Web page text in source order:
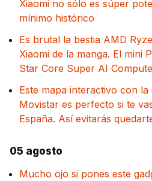
Xiaomi no sólo es súper
mínimo histórico
Es brutal la bestia AMD
Xiaomi de la manga. El mini
Star Core Super AI
Este mapa interactivo con
Movistar es perfecto si te
España. Así evitarás
05 agosto
Mucho ojo si pones este